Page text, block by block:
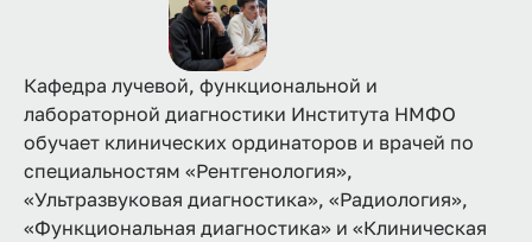
Кафедра лучевой, функциональной и
лабораторной диагностики Института НМФО
обучает клинических ординаторов и врачей по
специальностям «Рентгенология»,
«Ультразвуковая диагностика», «Радиология»,
«Функциональная диагностика» и «Клиническая